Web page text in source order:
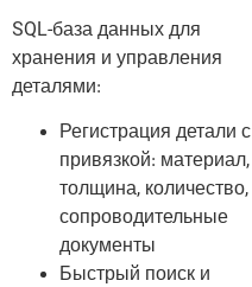
SQL-база данных для
хранения и управления
деталями:
Регистрация детали с
привязкой: материал,
толщина, количество,
сопроводительные
документы
Быстрый поиск и